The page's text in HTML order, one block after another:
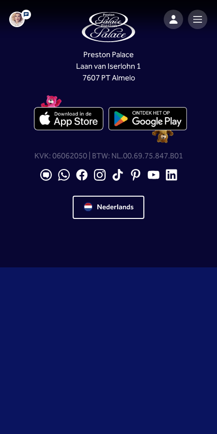
Preston Palace
Laan van Iserlohn 1
7607 PT Almelo
KVK: 06062050 | BTW: NL.00.69.75.847.B01
Nederlands